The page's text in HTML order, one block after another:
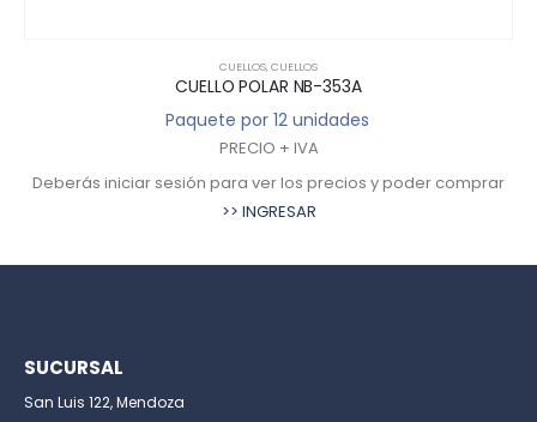
CUELLOS,CUELLOS
CUELLO POLAR NB-353A
Paquete por 12 unidades
PRECIO + IVA
Deberás iniciar sesión para ver los precios y poder comprar
>> INGRESAR
SUCURSAL
San Luis 122, Mendoza